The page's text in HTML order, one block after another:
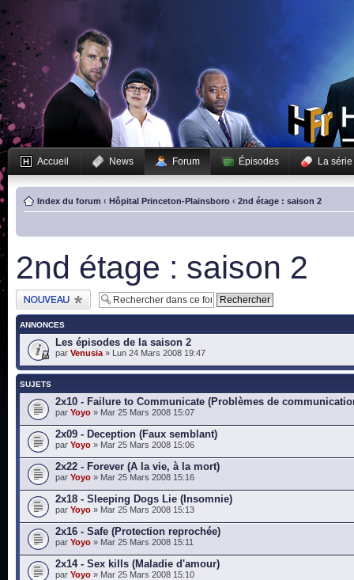
Accueil News Forum Épisodes La série
Index du forum ‹ Hôpital Princeton-Plainsboro ‹ 2nd étage : saison 2
2nd étage : saison 2
Publier un nouveau
sujet
ANNONCES
Les épisodes de la saison 2
par Venusia » Lun 24 Mars 2008 19:47
SUJETS
2x10 - Failure to Communicate (Problèmes de
par Yoyo » Mar 25 Mars 2008 15:07
2x09 - Deception (Faux semblant)
par Yoyo » Mar 25 Mars 2008 15:06
2x22 - Forever (A la vie, à la mort)
par Yoyo » Mar 25 Mars 2008 15:16
2x18 - Sleeping Dogs Lie (Insomnie)
par Yoyo » Mar 25 Mars 2008 15:13
2x16 - Safe (Protection reprochée)
par Yoyo » Mar 25 Mars 2008 15:11
2x14 - Sex kills (Maladie d'amour)
par Yoyo » Mar 25 Mars 2008 15:10